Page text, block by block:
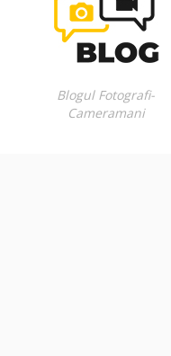
Blogul Fotografi-
Cameramani